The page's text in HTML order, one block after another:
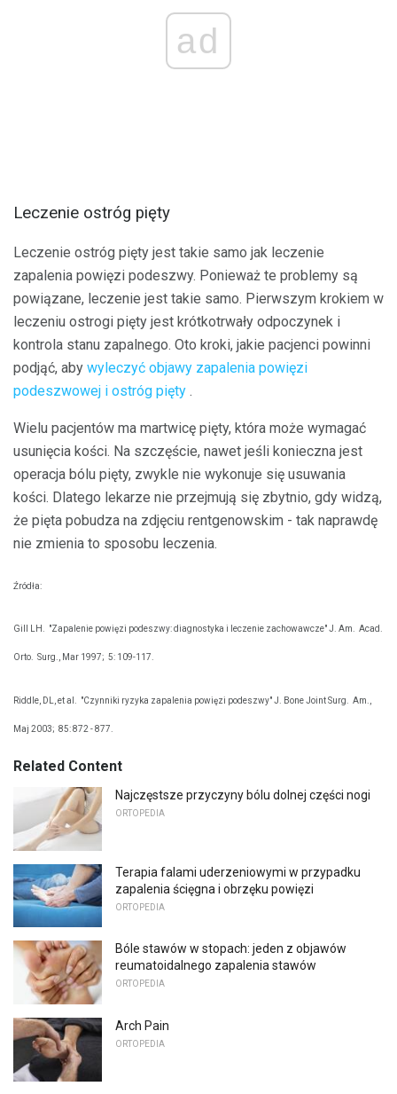
ad
Leczenie ostróg pięty
Leczenie ostróg pięty jest takie samo jak leczenie
zapalenia powięzi podeszwy. Ponieważ te problemy są
powiązane, leczenie jest takie samo. Pierwszym krokiem w
leczeniu ostrogi pięty jest krótkotrwały odpoczynek i
kontrola stanu zapalnego. Oto kroki, jakie pacjenci powinni
podjąć, aby wyleczyć objawy zapalenia powięzi
podeszwowej i ostróg pięty .
Wielu pacjentów ma martwicę pięty, która może wymagać
usunięcia kości. Na szczęście, nawet jeśli konieczna jest
operacja bólu pięty, zwykle nie wykonuje się usuwania
kości. Dlatego lekarze nie przejmują się zbytnio, gdy widzą,
że pięta pobudza na zdjęciu rentgenowskim - tak naprawdę
nie zmienia to sposobu leczenia.
Źródła:
Gill LH. "Zapalenie powięzi podeszwy: diagnostyka i leczenie zachowawcze" J. Am. Acad.
Orto. Surg., Mar 1997; 5: 109-117.
Riddle, DL, et al. "Czynniki ryzyka zapalenia powięzi podeszwy" J. Bone Joint Surg. Am.,
Maj 2003; 85: 872 - 877.
Related Content
Najczęstsze przyczyny bólu dolnej części nogi
ORTOPEDIA
Terapia falami uderzeniowymi w przypadku
zapalenia ścięgna i obrzęku powięzi
ORTOPEDIA
Bóle stawów w stopach: jeden z objawów
reumatoidalnego zapalenia stawów
ORTOPEDIA
Arch Pain
ORTOPEDIA